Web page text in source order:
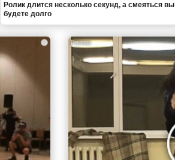
Ролик длится несколько секунд, а смеяться вы
будете долго
i